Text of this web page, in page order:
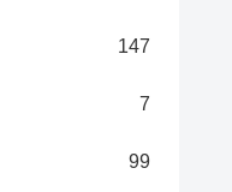
147
7
99